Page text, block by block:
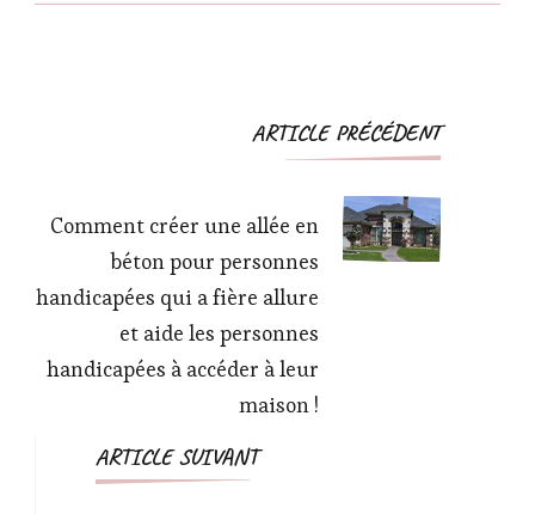
Navigation
ARTICLE PRÉCÉDENT
Comment créer une allée en
béton pour personnes
handicapées qui a fière allure
et aide les personnes
handicapées à accéder à leur
maison !
ARTICLE SUIVANT